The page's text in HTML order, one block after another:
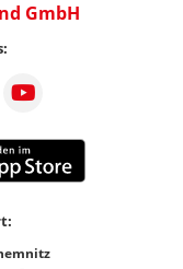
GmbH